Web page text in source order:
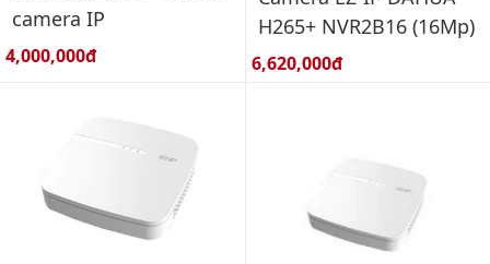
camera IP
Giá bán:
4,000,000đ
H265+ NVR2B16 (16Mp)
Giá bán:
6,620,000đ